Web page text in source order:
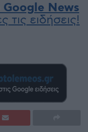
Google News
τις ειδήσεις!